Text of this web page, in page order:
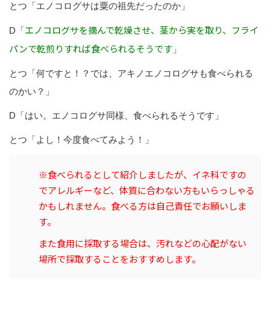
とつ「エノコログサは粟の祖先だったのか」
D「エノコログサを摘んで乾燥させ、茎から実を取り、フライ
パンで乾煎りすれば食べられるそうです 」
とつ「何ですと！？では、アキノエノコログサも食べられる
のかい？」
D「はい。エノコログサ同様、食べられるそうです」
とつ「よし！今度食べてみよう！」
※食べられるとして紹介しましたが、イネ科ですの
でアレルギーなど、体質に合わない方もいらっしゃる
かもしれません。食べる方は自己責任でお願いしま
す。
また食用に採取する場合は、汚れなどの心配がない
場所で採取することをおすすめします。